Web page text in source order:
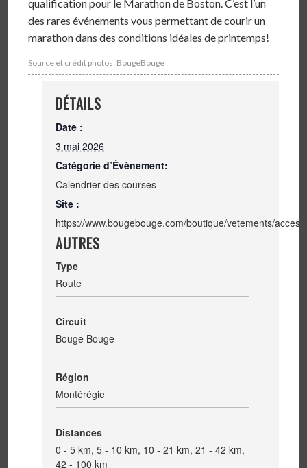
qualification pour le Marathon de Boston. C’est l’un
des rares événements vous permettant de courir un
marathon dans des conditions idéales de printemps!
Source et crédit photos: BougeBouge
DÉTAILS
Date :
3 mai 2026
Catégorie d’Évènement:
Calendrier des courses
Site :
https://www.bougebouge.com/boutique/vetements/
AUTRES
Type
Route
Circuit
Bouge Bouge
Région
Montérégie
Distances
0 - 5 km, 5 - 10 km, 10 - 21 km, 21 - 42 km,
42 - 100 km